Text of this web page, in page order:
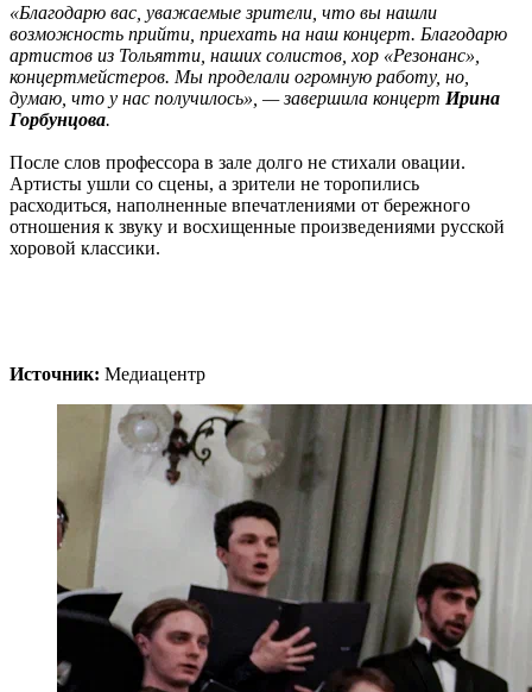
«Благодарю вас, уважаемые зрители, что вы нашли
возможность прийти, приехать на наш концерт. Благодарю
артистов из Тольятти, наших солистов, хор «Резонанс»,
концертмейстеров. Мы проделали огромную работу, но,
думаю, что у нас получилось», — завершила концерт Ирина
Горбунцова.
После слов профессора в зале долго не стихали овации.
Артисты ушли со сцены, а зрители не торопились
расходиться, наполненные впечатлениями от бережного
отношения к звуку и восхищенные произведениями русской
хоровой классики.
Источник: Медиацентр